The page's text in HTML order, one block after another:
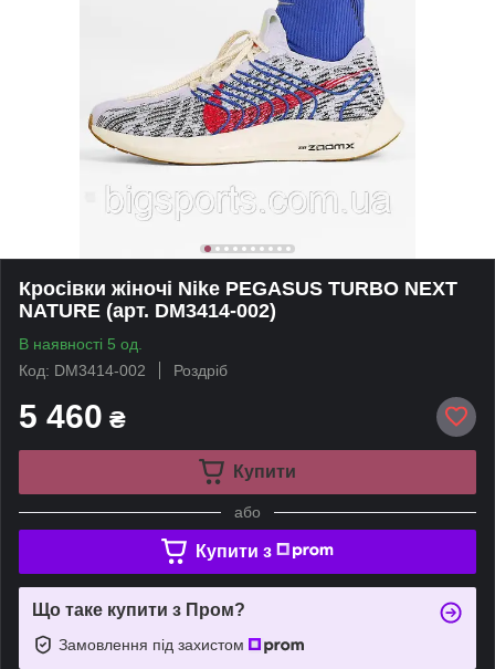
Кросівки жіночі Nike PEGASUS TURBO NEXT
NATURE (арт. DM3414-002)
В наявності 5 од.
Код: DM3414-002
Роздріб
5 460 ₴
Купити
або
Купити з
Що таке купити з Пром?
Замовлення під захистом